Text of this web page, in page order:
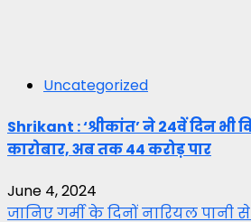
Uncategorized
Shrikant : ‘श्रीकांत’ ने 24वें दिन भी
कारोबार, अब तक 44 करोड़ पार
June 4, 2024
जानिए गर्मी के दिनों नारियल